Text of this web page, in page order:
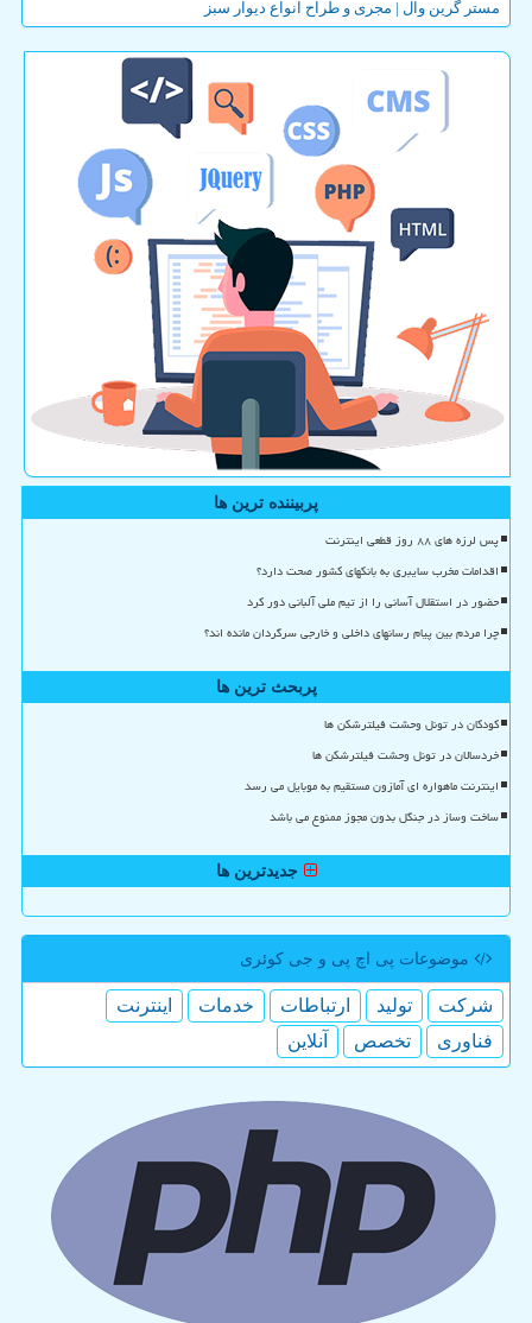
مستر گرین وال | مجری و طراح انواع دیوار سبز
پربیننده ترین ها
پس لرزه های ۸۸ روز قطعی اینترنت
اقدامات مخرب سایبری به بانکهای کشور صحت دارد؟
حضور در استقلال آسانی را از تیم ملی آلبانی دور کرد
چرا مردم بین پیام رسانهای داخلی و خارجی سرگردان مانده اند؟
پربحث ترین ها
کودکان در تونل وحشت فیلترشکن ها
خردسالان در تونل وحشت فیلترشکن ها
اینترنت ماهواره ای آمازون مستقیم به موبایل می رسد
ساخت وساز در جنگل بدون مجوز ممنوع می باشد
جدیدترین ها
موضوعات پی اچ پی و جی كوئری
شركت تولید ارتباطات خدمات
اینترنت
فناوری
تخصص آنلاین